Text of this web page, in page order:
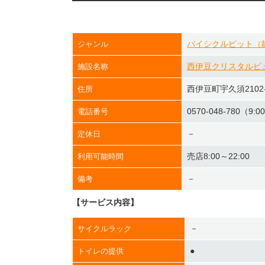
ジャンル バイシクルピット（
施設名称 西伊豆クリスタルビ
住所 西伊豆町宇久須
電話番号 0570-048-780（9:00
定休日 －
利用可能時間 売店8:00～22:00
備考 －
【サービス内容】
サイクルラック －
トイレの提供 ●